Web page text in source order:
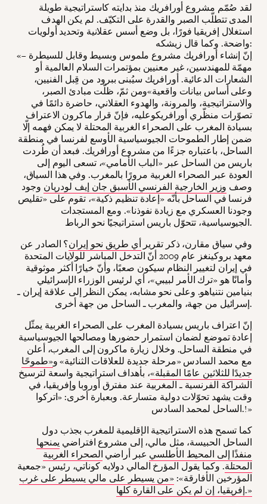
لقد صُمّم مشروع أورافريك منذ بدايته كاستراتيجية طويلة
المدى تتطلّب الصبر والقدرة على التكيّف. لم يكن الهدف
استغلال إفريقيا فورًا، بل وضع أسس عقلانية وتحديد أولويات
واضحة. وكما قال زيشكه:
«إنّ إنشاء أورافريك مشروع ملموس وبسيط وقابل للسيطرة –
مهمّة للمهندسين، غير معنيين بمؤتمرات السلام العالمية أو
الشعارات الدعائية. أورافريك سيُبنى ببرود من قِبل الفنيين،
وعلى أساس بيانات واقعية»ومن ثمّ، ظلّت مبادئ الصبر،
والاستراتيجية، والمرونة، والهدوء العقلاني، حاضرة دائمًا في
تصوّرات منظّري أورافريكوعليه، فإنّ قرار ماكرون الاعتراف
بسيادة المغرب على الصحراء الغربية المحتلة لا يمكن فهمه إلّا
ضمن إطار الطموحات الجيوسياسية الأوسع لفرنسا في منطقة
الساحل، باعتباره جزءًا من مشروع أورافريك. فبعد أن طُردت
باريس من الساحل عبر «الباب الأمامي»، تسعى اليوم إلى
العودة عبر الصحراء الغربية مرورًا بالمغرب. وفي هذا السياق،
وصف وزير الخارجية الفرنسي الأسبق جان إيف لودريان وجود
فرنسا في الساحل بأنّه «إعادة تنظيم ذكية»، تقوم على «تقليص
وجودنا العسكري مع زيادة نفوذنا». ومع المستجدات
الجيوسياسية، تتحوّل باريس استراتيجيًا نحو الرباط.
وفي سياق مقارن، ذكر تقريرأي طريق نحو إيران؟ الصادر عن
معهد بروكينغز عام 2009 أنّ التدخل المباشر للولايات المتحدة
في إيران لتغيير النظام سيكون صعبًا، وأنّ خيارًا أكثر موثوقية
وأمانًا هو «ترك الأمر لبيبي»، أي لرئيس الوزراء الإسرائيلي
بنيامين نتنياهو. وعلى نحو مشابه، يمكن النظر إلى علاقة إيران ـ
إسرائيل من جهة، والمغرب ـ الساحل من جهة أخرى.
إنّ اعتراف باريس بسيادة المغرب على الصحراء الغربية يمثّل
إعادة تموضع لضمان استمرار حضورها ومصالحها الجيوسياسية
في منطقة الساحل. وخلال زيارة ماكرون إلى المغرب، أعلن
مع محمد السادس «مرحلة جديدة للعلاقات الثنائية» و«طموحًا
جديدًا للثلاثين عامًا المقبلة»، بأهداف استراتيجية واسعة لترسيخ
الشراكة الفرنسية ـ المغربية عند مفترق أوروبا وإفريقيا، في
وقت يشهد تحوّلات دولية متسارعة. وبعبارة أخرى: «اتركوا
الساحل لمحمد السادس.!»
كما تسمح هذه الاستراتيجية الإقليمية للمغرب بجذب دول
الساحل الحبيسة، مثل مالي، إلى مشروع افتراضي يمنحها
منفذًا إلى المحيط الأطلسي عبر أراضي الصحراء الغربية
المحتلة. وكما يقول المؤرخ المالي دولايه كوناتي، رئيس «جمعية
المؤرخين الأفارقة»:«من يسيطر على مالي يسيطر على غرب
إفريقيا، إن لم يكن على القارة كلها.»